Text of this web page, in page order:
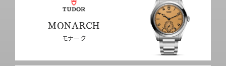
MONARCH
モナーク